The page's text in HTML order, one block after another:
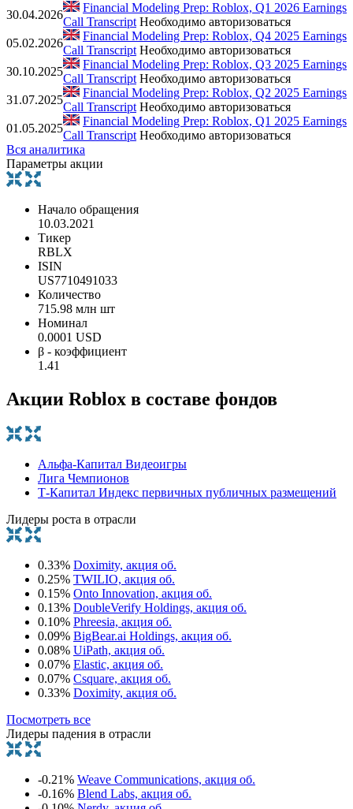
30.04.2026
Financial Modeling Prep: Roblox, Q1 2026 Earnings
Call Transcript Необходимо авторизоваться
05.02.2026
Financial Modeling Prep: Roblox, Q4 2025 Earnings
Call Transcript Необходимо авторизоваться
30.10.2025
Financial Modeling Prep: Roblox, Q3 2025 Earnings
Call Transcript Необходимо авторизоваться
31.07.2025
Financial Modeling Prep: Roblox, Q2 2025 Earnings
Call Transcript Необходимо авторизоваться
01.05.2025
Financial Modeling Prep: Roblox, Q1 2025 Earnings
Call Transcript Необходимо авторизоваться
Вся аналитика
Параметры акции
Начало обращения
10.03.2021
Тикер
RBLX
ISIN
US7710491033
Количество
715.98 млн шт
Номинал
0.0001 USD
β - коэффициент
1.41
Акции Roblox в составе фондов
Альфа-Капитал Видеоигры
Лига Чемпионов
Т-Капитал Индекс первичных публичных размещений
Лидеры роста в отрасли
0.33% Doximity, акция об.
0.25% TWILIO, акция об.
0.15% Onto Innovation, акция об.
0.13% DoubleVerify Holdings, акция об.
0.10% Phreesia, акция об.
0.09% BigBear.ai Holdings, акция об.
0.08% UiPath, акция об.
0.07% Elastic, акция об.
0.07% Csquare, акция об.
0.33% Doximity, акция об.
Посмотреть все
Лидеры падения в отрасли
-0.21% Weave Communications, акция об.
-0.16% Blend Labs, акция об.